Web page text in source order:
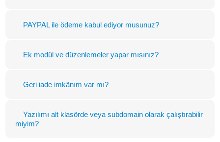
PAYPAL ile ödeme kabul ediyor musunuz?
Ek modül ve düzenlemeler yapar mısınız?
Geri iade imkânım var mı?
Yazılımı alt klasörde veya subdomain olarak çalıştırabilir
miyim?